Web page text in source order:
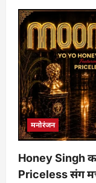
मनोरंजन
Honey Singh
Priceless संग